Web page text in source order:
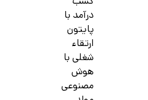
درآمد با
پایتون
ارتقاء
شغلی با
هوش
مصنوعی